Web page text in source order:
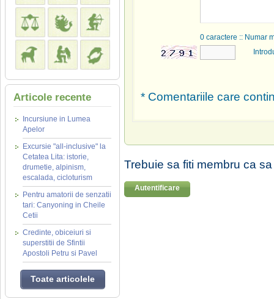
Articole recente
Incursiune in Lumea
Apelor
Excursie "all-inclusive" la
Cetatea Lita: istorie,
drumetie, alpinism,
escalada, cicloturism
Pentru amatorii de senzatii
tari: Canyoning in Cheile
Cetii
Credinte, obiceiuri si
superstitii de Sfintii
Apostoli Petru si Pavel
Toate articolele
0 caractere :: Numar
* Comentariile care
Trebuie sa fiti membru ca
Autentificare